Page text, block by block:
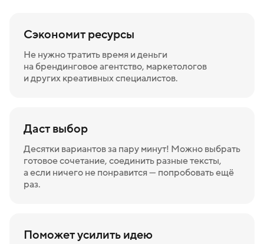
Сэкономит ресурсы
Не нужно тратить время и деньги
на брендинговое агентство, маркетологов
и других креативных специалистов.
Даст выбор
Десятки вариантов за пару минут! Можно выбрать
готовое сочетание, соединить разные тексты,
а если ничего не понравится — попробовать ещё
раз.
Поможет усилить идею